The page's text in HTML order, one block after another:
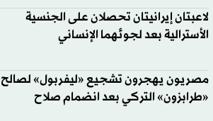
لاعبتان إيرانيتان تحصلان على الجنسية
الأسترالية بعد لجوئهما الإنساني
مصريون يهجرون تشجيع «ليفربول» لصالح
«طرابزون» التركي بعد انضمام صلاح